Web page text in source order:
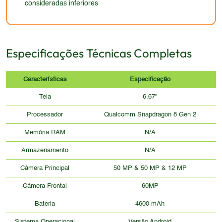
consideradas inferiores
Especificações Técnicas Completas
Características Especificação
Tela 6.67"
Processador Qualcomm Snapdragon 8 Gen 2
Memória RAM N/A
Armazenamento N/A
Câmera Principal 50 MP & 50 MP & 12 MP
Câmera Frontal 60MP
Bateria 4600 mAh